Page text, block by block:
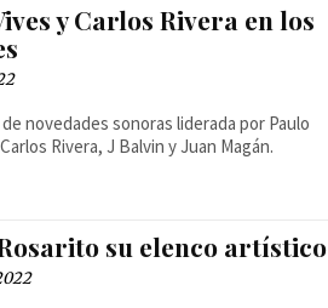
y Carlos Rivera en los
novedades sonoras liderada por Paulo
Rivera, J Balvin y Juan Magán.
su elenco artístico